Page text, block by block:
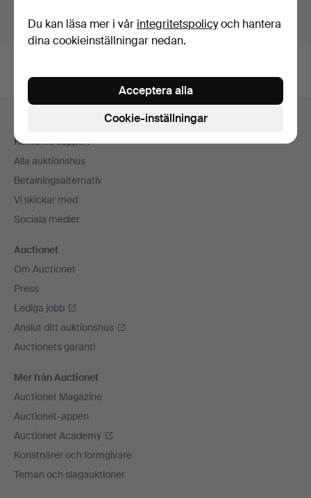
Visa föremål utanför Tyskland
Sidfotsnavigation
Kontakta support
Alla auktionshus
Betalningsalternativ
Vi skickar med
Sociala medier
Auctionet
Om Auctionet
Press
Lediga jobb
Anslut ditt auktionshus
Auctionets garanti
Mer från Auctionet
Auctionet Magazine
Auctionet-appen
Auctionet Academy
Konstnärer och formgivare
Teman och slagauktioner
Du kan läsa mer i vår integritetspolicyoch hantera
dina cookieinställningar nedan.
Cookie-inställningar
Acceptera alla